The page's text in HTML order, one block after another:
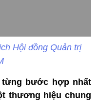
Hội đồng Quản trị
từng bước hợp nhất
thương hiệu chung